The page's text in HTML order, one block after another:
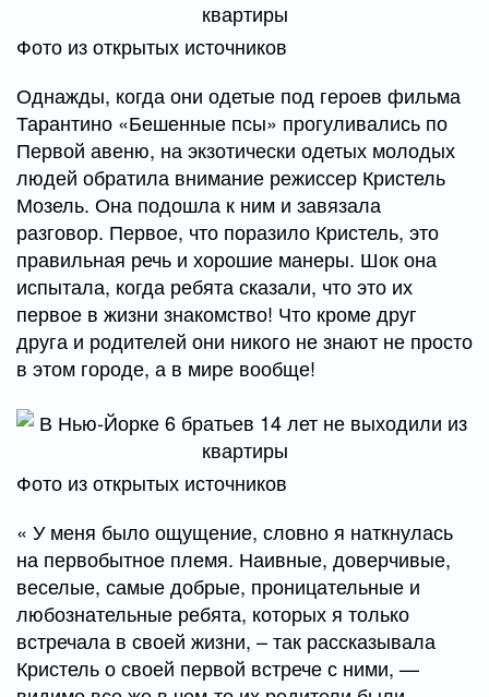
Фото из открытых источников
Однажды, когда они одетые под героев фильма
Тарантино «Бешенные псы» прогуливались по
Первой авеню, на экзотически одетых молодых
людей обратила внимание режиссер Кристель
Мозель. Она подошла к ним и завязала
разговор. Первое, что поразило Кристель, это
правильная речь и хорошие манеры. Шок она
испытала, когда ребята сказали, что это их
первое в жизни знакомство! Что кроме друг
друга и родителей они никого не знают не просто
в этом городе, а в мире вообще!
Фото из открытых источников
« У меня было ощущение, словно я наткнулась
на первобытное племя. Наивные, доверчивые,
веселые, самые добрые, проницательные и
любознательные ребята, которых я только
встречала в своей жизни, – так рассказывала
Кристель о своей первой встрече с ними, —